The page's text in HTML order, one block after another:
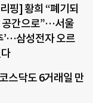
핑] 황희 “폐기되
공간으로”…서울
’…삼성전자 오르
스닥도 6거래일 만